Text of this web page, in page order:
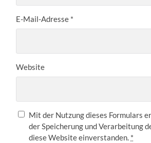
E-Mail-Adresse *
Website
Mit der Nutzung dieses Formulars
der Speicherung und Verarbeitung
diese Website einverstanden. *